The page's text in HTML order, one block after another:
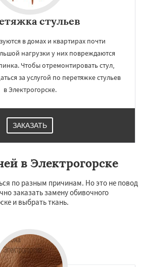
стульев
в домах и квартирах почти
нагрузки у них повреждаются
Чтобы отремонтировать стул,
за услугой по перетяжке стульев
в Электрогорске.
ЗАКАЗАТЬ
в Электрогорске
по разным причинам. Но это не повод
заказать замену обивочного
и выбрать ткань.